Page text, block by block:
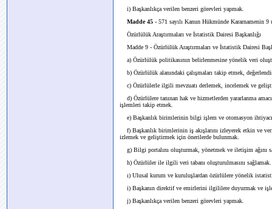
i) Başkanlıkça verilen benzeri görevleri yapmak.
Madde 45 - 571 sayılı Kanun Hükmünde Kararnamenin
Özürlülük Araştırmaları ve İstatistik Dairesi Başkanlığı
Madde 9 - Özürlülük Araştırmaları ve İstatistik Dairesi
a) Özürlülük politikasının belirlenmesine yönelik veri
b) Özürlülük alanındaki çalışmaları takip etmek,
c) Özürlülerle ilgili mevzuatı derlemek, incelemek ve
d) Özürlülere tanınan hak ve hizmetlerden yararlanma
işlemleri takip etmek.
e) Başkanlık birimlerinin bilgi işlem ve otomasyon
f) Başkanlık birimlerinin iş akışlarını izleyerek etkin ve
izlemek ve geliştirmek için önerilerde bulunmak.
g) Bilgi portalını oluşturmak, yönetmek ve iletişim ağını
h) Özürlüler ile ilgili veri tabanı oluşturulmasını sağlamak.
ı) Ulusal kurum ve kuruluşlardan özürlülere yönelik
i) Başkanın direktif ve emirlerini ilgililere duyurmak ve
j) Başkanlıkça verilen benzeri görevleri yapmak.